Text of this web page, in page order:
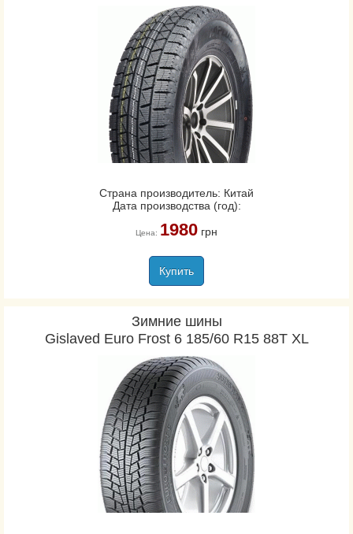
Страна производитель: Китай
Дата производства (год):
Цена: 1980грн
Купить
Зимние шины
Gislaved Euro Frost 6 185/60 R15 88T XL